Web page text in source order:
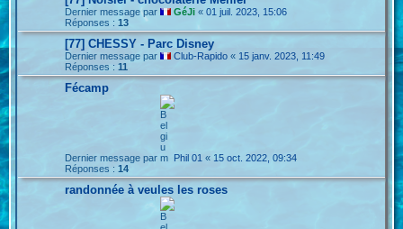
Dernier message par GéJi «01 juil. 2023, 15:06
Réponses :13
[77] CHESSY - Parc Disney
Dernier message par Club-Rapido « 15 janv. 2023, 11:49
Réponses :11
Fécamp
Dernier message par Phil 01 « 15 oct. 2022, 09:34
Réponses :14
randonnée à veules les roses